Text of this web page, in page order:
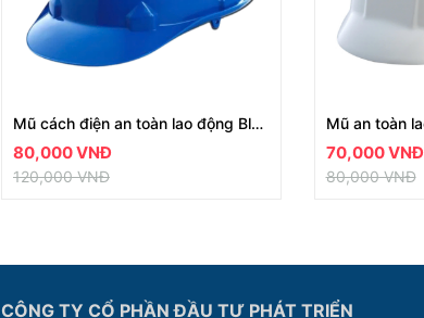
Mũ cách điện an toàn lao động Blue Eagle mã HC31
80,000 VNĐ
120,000 VNĐ
70,000 VNĐ
80,000 VNĐ
CÔNG TY CỔ PHẦN ĐẦU TƯ PHÁT TRIỂN